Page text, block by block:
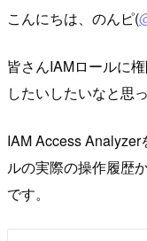
こんにちは、のんピ(
皆さんIAMロールに
したいしたいなと思
IAM Access
ルの実際の操作履歴
です。